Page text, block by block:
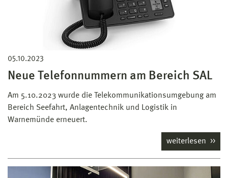
05.10.2023
Neue Telefonnummern am Bereich SAL
Am 5.10.2023 wurde die Telekommunikationsumgebung am
Bereich Seefahrt, Anlagentechnik und Logistik in
Warnemünde erneuert.
weiterlesen